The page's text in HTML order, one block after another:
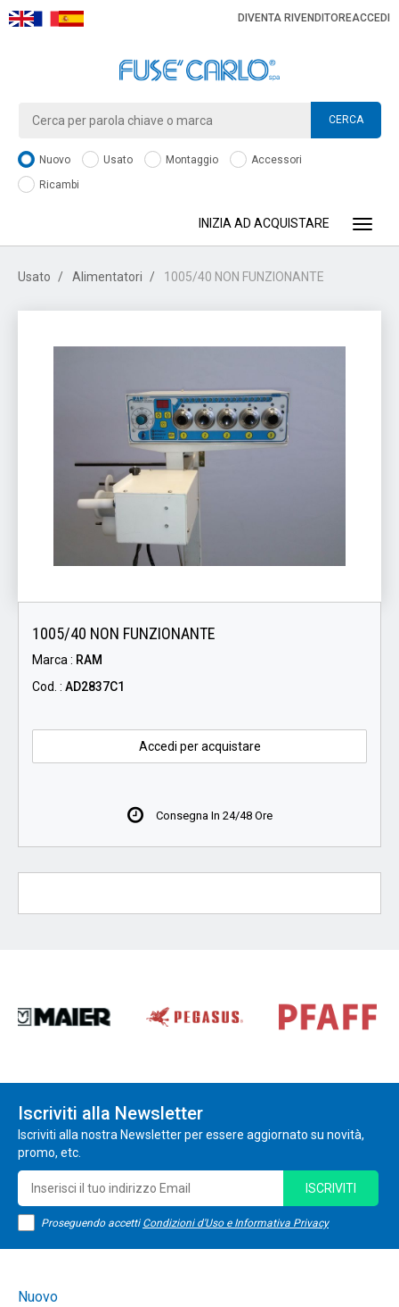
DIVENTA RIVENDITOREACCEDI
CERCA
Nuovo Usato Montaggio
Accessori
Ricambi
INIZIA AD ACQUISTARE
Usato Alimentatori 1005/40 NON FUNZIONANTE
1005/40 NON FUNZIONANTE
Marca : RAM
Cod. : AD2837C1
Accedi per acquistare
Consegna In 24/48 Ore
Iscriviti alla Newsletter
Iscriviti alla nostra Newsletter per essere aggiornato su novità,
promo, etc.
Proseguendo accetti Condizioni d'Uso e Informativa Privacy
ISCRIVITI
Nuovo